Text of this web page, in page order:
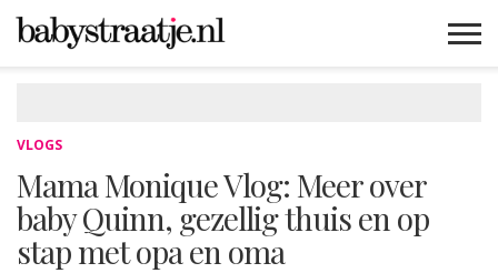
VLOGS
Mama Monique Vlog: Meer over
baby Quinn, gezellig thuis en op
stap met opa en oma